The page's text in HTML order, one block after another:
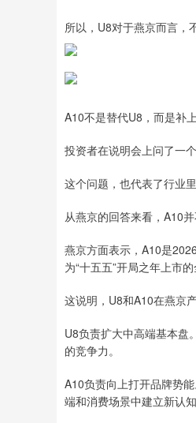
所以，U8对于燕京而言，
A10不是替代U8，而是补
投资者在说明会上问了一
这个问题，也代表了行业
从燕京的回答来看，A10
燕京方面表示，A10是
为“十五五”开局之年上市
这说明，U8和A10在燕京
U8负责扩大中高端基本盘
的竞争力。
A10负责向上打开品牌势
端和消费场景中建立新认知